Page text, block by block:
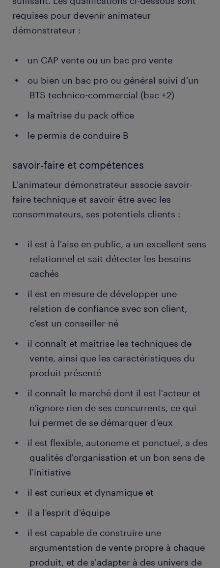
requises pour devenir animateur
démonstrateur :
un CAP vente ou un bac pro vente
ou bien un bac pro ou général suivi d'un
BTS technico-commercial (bac +2)
la maîtrise du pack office
le permis de conduire B
savoir-faire et compétences
L'animateur démonstrateur associe savoir-
faire technique et savoir-être avec les
consommateurs, ses potentiels clients :
il est à l'aise en public, a un excellent sens
relationnel et sait détecter les besoins
cachés
il est en mesure de développer une
relation de confiance avec son client,
c'est un conseiller-né
il connaît et maîtrise les techniques de
vente, ainsi que les caractéristiques du
produit présenté
il connaît le marché dont il est l'acteur et
n'ignore rien de ses concurrents, ce qui
lui permet de se démarquer d'eux
il est flexible, autonome et ponctuel, a des
qualités d'organisation et un bon sens de
l'initiative
il est curieux et dynamique et
il a l’esprit d'équipe
il est capable de construire une
argumentation de vente propre à chaque
produit, et de s'adapter à des univers de